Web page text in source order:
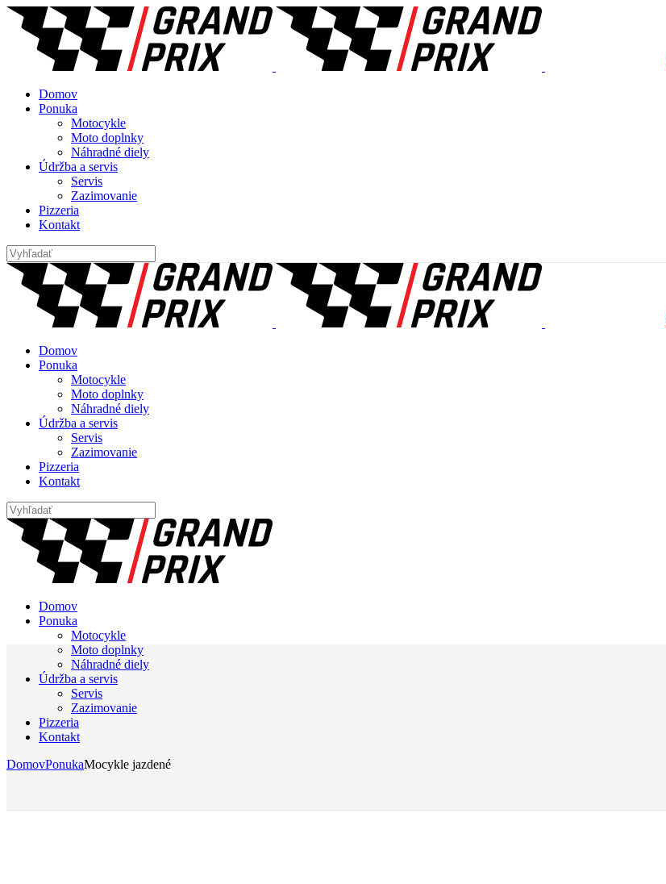
Domov
Ponuka
Motocykle
Moto doplnky
Náhradné diely
Údržba a servis
Servis
Zazimovanie
Pizzeria
Kontakt
Domov
Ponuka
Motocykle
Moto doplnky
Náhradné diely
Údržba a servis
Servis
Zazimovanie
Pizzeria
Kontakt
Domov
Ponuka
Motocykle
Moto doplnky
Náhradné diely
Údržba a servis
Servis
Zazimovanie
Pizzeria
Kontakt
DomovPonukaMocykle jazdené